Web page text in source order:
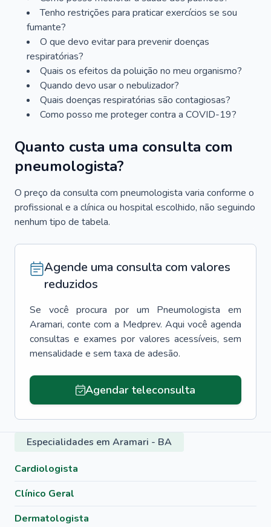
Tenho restrições para praticar exercícios se sou
fumante?
O que devo evitar para prevenir doenças
respiratórias?
Quais os efeitos da poluição no meu organismo?
Quando devo usar o nebulizador?
Quais doenças respiratórias são contagiosas?
Como posso me proteger contra a COVID-19?
Quanto custa uma consulta com
pneumologista?
O preço da consulta com pneumologista varia conforme o
profissional e a clínica ou hospital escolhido, não seguindo
nenhum tipo de tabela.
Agende uma consulta com valores
reduzidos
Se você procura por um Pneumologista
em
Aramari, conte com a Medprev. Aqui você agenda
consultas e exames por valores acessíveis, sem
mensalidade e sem taxa de adesão.
Agendar teleconsulta
Especialidades em Aramari - BA
Cardiologista
Clínico Geral
Dermatologista